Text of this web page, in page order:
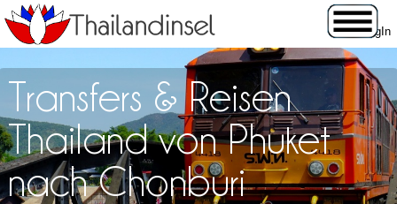
Transfers & Reisen
Thailand von Phuket
nach Chonburi